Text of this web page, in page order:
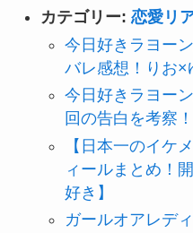
カテゴリー: 恋愛リ
今日好きラヨー
バレ感想！りお×
今日好きラヨー
回の告白を考察！
【日本一のイケ
ィールまとめ！
好き】
ガールオアレデ